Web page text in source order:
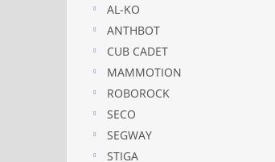
AL-KO
ANTHBOT
CUB CADET
MAMMOTION
ROBOROCK
SECO
SEGWAY
STIGA